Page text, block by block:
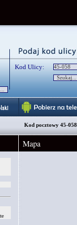
Kod Ulicy:
Kod pocztowy 45-
Mapa